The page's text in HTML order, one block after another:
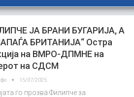
ЈА БРАНИ БУГАРИЈА, А
БРИТАНИЈА“ Остра
на ВМРО-ДПМНЕ на
на СДСМ
15/07/2025
го прозва Филипче за